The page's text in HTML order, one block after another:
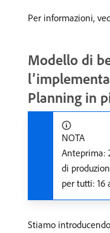
Per informazioni,
Modello di
Planning in
NOTA
Anteprima:
di
per tutti: 16
Stiamo